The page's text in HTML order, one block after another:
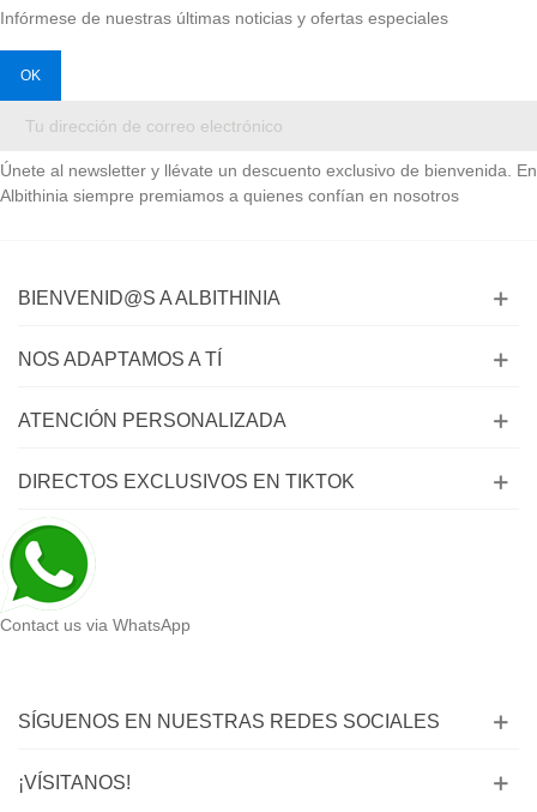
Infórmese de nuestras últimas noticias y ofertas especiales
Únete al newsletter y llévate un descuento exclusivo de bienvenida. En
Albithinia siempre premiamos a quienes confían en nosotros
BIENVENID@S A ALBITHINIA
NOS ADAPTAMOS A TÍ
ATENCIÓN PERSONALIZADA
DIRECTOS EXCLUSIVOS EN TIKTOK
Contact us via WhatsApp
SÍGUENOS EN NUESTRAS REDES SOCIALES
¡VÍSITANOS!